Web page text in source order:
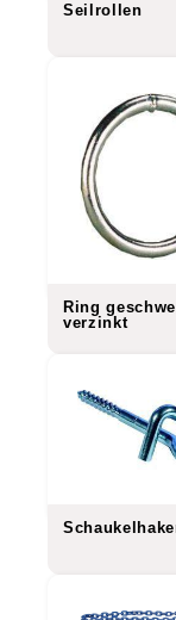
Seilrollen
Ring
verzinkt